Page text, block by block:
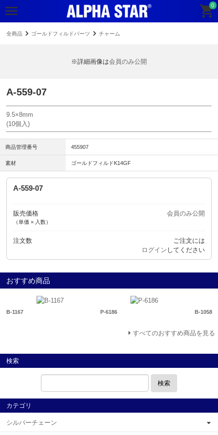
0
全商品 ゴールドフィルドパーツ チャーム
※詳細画像は会員のみ公開
A-559-07
9.5×8mm
(10個入)
商品管理番号 455907
素材 ゴールドフィルドK14GF
A-559-07
販売価格
（単価 × 入数）
会員のみ公開
注文数
ご注文には
ログイン してください
おすすめ商品
B-1167 P-6186 B-1058
すべてのおすすめ商品を見る
検索
検索
カテゴリ
シルバーチェーン